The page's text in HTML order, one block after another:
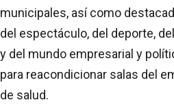
municipales, así como
del espectáculo, del deporte,
y del mundo empresarial y
para reacondicionar salas del
de salud.